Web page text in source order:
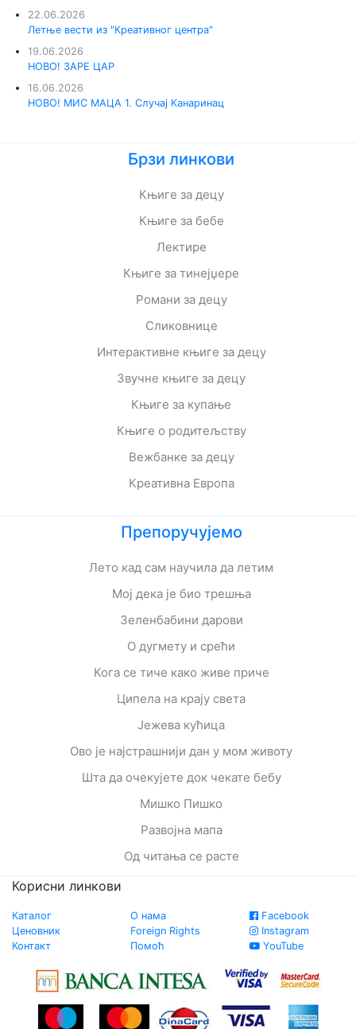
22.06.2026
Летње вести из "Креативног центра"
19.06.2026
НОВО! ЗАРЕ ЦАР
16.06.2026
НОВО! МИС МАЦА 1. Случај Канаринац
Брзи линкови
Књиге за децу
Књиге за бебе
Лектире
Књиге за тинејџере
Романи за децу
Сликовнице
Интерактивне књиге за децу
Звучне књиге за децу
Књиге за купање
Књиге о родитељству
Вежбанке за децу
Креативна Европа
Препоручујемо
Лето кад сам научила да летим
Мој дека је био трешња
Зеленбабини дарови
О дугмету и срећи
Кога се тиче како живе приче
Ципела на крају света
Јежева кућица
Ово је најстрашнији дан у мом животу
Шта да очекујете док чекате бебу
Мишко Пишко
Развојна мапа
Од читања се расте
Корисни линкови
Каталог
Ценовник
Контакт
О нама
Foreign Rights
Помоћ
Facebook
Instagram
YouTube